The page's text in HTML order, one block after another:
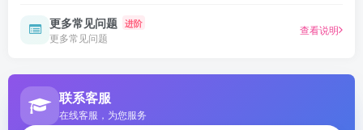
更多常见问题 进阶
更多常见问题
查看说明
联系客服
在线客服，为您服务